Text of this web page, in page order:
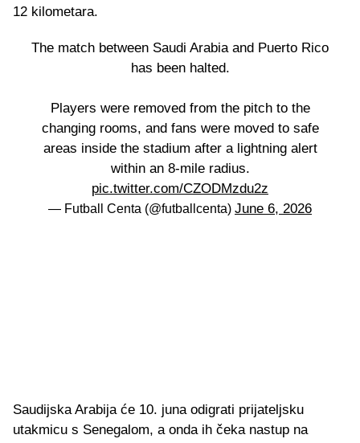
12 kilometara.
The match between Saudi Arabia and Puerto Rico
has been halted.
Players were removed from the pitch to the
changing rooms, and fans were moved to safe
areas inside the stadium after a lightning alert
within an 8-mile radius.
pic.twitter.com/CZODMzdu2z
— Futball Centa (@futballcenta) June 6, 2026
Saudijska Arabija će 10. juna odigrati prijateljsku
utakmicu s Senegalom, a onda ih čeka nastup na